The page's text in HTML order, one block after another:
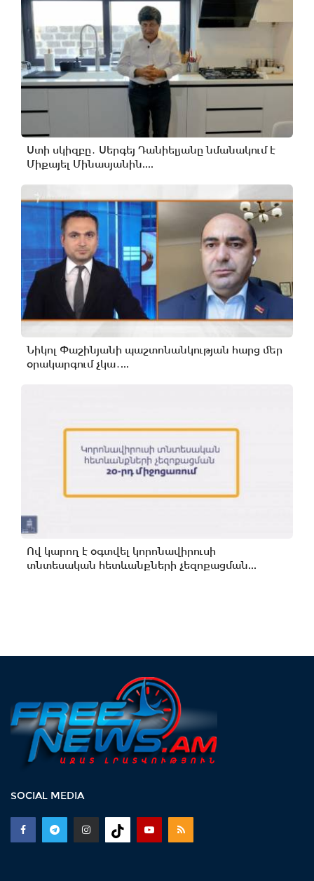
Ստի սկիզբը․ Սերգեյ Դանիելյանը նմանակում է
Միքայել Մինասյանին....
Նիկոլ Փաշինյանի պաշտոնանկության հարց մեր
օրակարգում չկա․...
Ով կարող է օգտվել կորոնավիրուսի
տնտեսական հետևանքների չեզոքացման...
SOCIAL MEDIA